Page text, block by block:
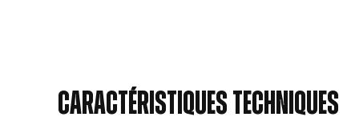
Caractéristiques techniques